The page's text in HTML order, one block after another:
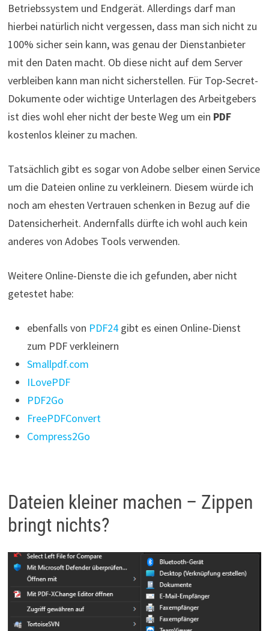
Betriebssystem und Endgerät. Allerdings darf man
hierbei natürlich nicht vergessen, dass man sich nicht zu
100% sicher sein kann, was genau der Dienstanbieter
mit den Daten macht. Ob diese nicht auf dem Server
verbleiben kann man nicht sicherstellen. Für Top-Secret-
Dokumente oder wichtige Unterlagen des Arbeitgebers
ist dies wohl eher nicht der beste Weg um ein PDF
kostenlos kleiner zu machen.
Tatsächlich gibt es sogar von Adobe selber einen Service
um die Dateien online zu verkleinern. Diesem würde ich
noch am ehesten Vertrauen schenken in Bezug auf die
Datensicherheit. Andernfalls dürfte ich wohl auch kein
anderes von Adobes Tools verwenden.
Weitere Online-Dienste die ich gefunden, aber nicht
getestet habe:
ebenfalls von PDF24gibt es einen Online-Dienst
zum PDF verkleinern
Smallpdf.com
ILovePDF
PDF2Go
FreePDFConvert
Compress2Go
Dateien kleiner machen – Zippen
bringt nichts?